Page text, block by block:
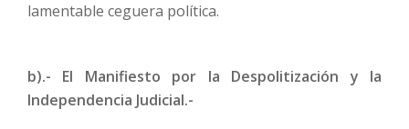
lamentable ceguera política.
b).- El Manifiesto por la Despolitización y la
Independencia Judicial.-